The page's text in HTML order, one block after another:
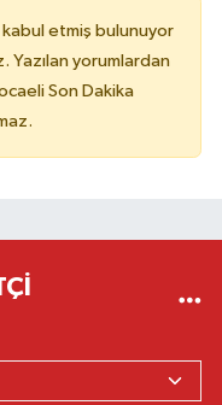
kabul etmiş bulunuyor
Yazılan yorumlardan
Son Dakika